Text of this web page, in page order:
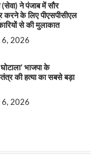
ने पंजाब में सौर
करने के लिए पीएसपीसीएल
से की मुलाकात
6, 2026
भाजपा के
की हत्या का सबसे बड़ा
6, 2026
6, 2025
पर भारत को कमजोर करने
6, 2025